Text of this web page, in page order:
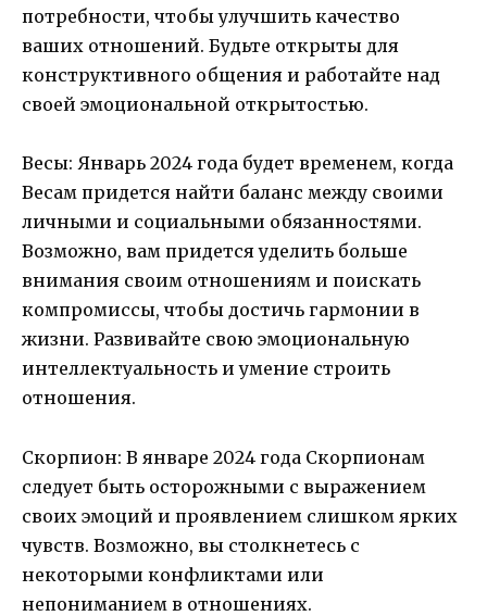
потребности, чтобы улучшить качество
ваших отношений. Будьте открыты для
конструктивного общения и работайте над
своей эмоциональной открытостью.
Весы: Январь 2024 года будет временем, когда
Весам придется найти баланс между своими
личными и социальными обязанностями.
Возможно, вам придется уделить больше
внимания своим отношениям и поискать
компромиссы, чтобы достичь гармонии в
жизни. Развивайте свою эмоциональную
интеллектуальность и умение строить
отношения.
Скорпион: В январе 2024 года Скорпионам
следует быть осторожными с выражением
своих эмоций и проявлением слишком ярких
чувств. Возможно, вы столкнетесь с
некоторыми конфликтами или
непониманием в отношениях.